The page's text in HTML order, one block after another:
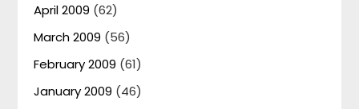
April 2009 (62)
March 2009 (56)
February 2009 (61)
January 2009 (46)